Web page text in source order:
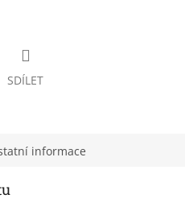
SDÍLET
informace